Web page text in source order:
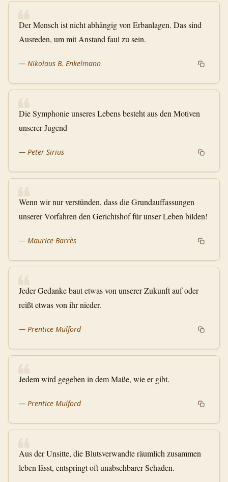
❝
Der Mensch ist nicht abhängig von Erbanlagen. Das sind
Ausreden, um mit Anstand faul zu sein.
— Nikolaus B. Enkelmann
❝
Die Symphonie unseres Lebens besteht aus den Motiven
unserer Jugend
— Peter Sirius
❝
Wenn wir nur verstünden, dass die Grundauffassungen
unserer Vorfahren den Gerichtshof für unser Leben bilden!
— Maurice Barrès
❝
Jeder Gedanke baut etwas von unserer Zukunft auf oder
reißt etwas von ihr nieder.
— Prentice Mulford
❝
Jedem wird gegeben in dem Maße, wie er gibt.
— Prentice Mulford
❝
Aus der Unsitte, die Blutsverwandte räumlich zusammen
leben lässt, entspringt oft unabsehbarer Schaden.